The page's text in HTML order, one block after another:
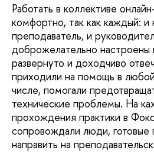
Работать в коллективе
комфортно, так как каждый: и
преподаватель, и
доброжелательно настроены
развернуто и доходчиво
приходили на помощь в
числе, помогали
технические проблемы. На
прохождения практики в
сопровождали люди, готовые
направить на